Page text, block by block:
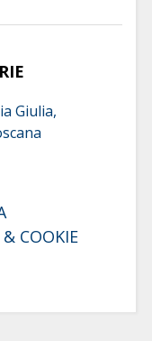
Giulia,
COOKIE